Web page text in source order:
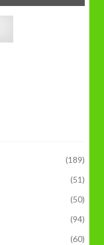
(189)
(51)
(50)
(94)
(60)